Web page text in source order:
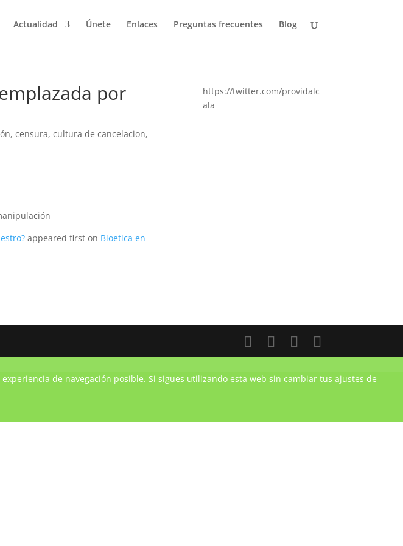
Actualidad Únete Enlaces Preguntas frecuentes Blog
por
,censura,cultura de cancelacion,
appeared first on Bioetica en
https://twitter.com/providalc
ala
de navegación posible. Si sigues utilizando esta web sin cambiar tus ajustes de